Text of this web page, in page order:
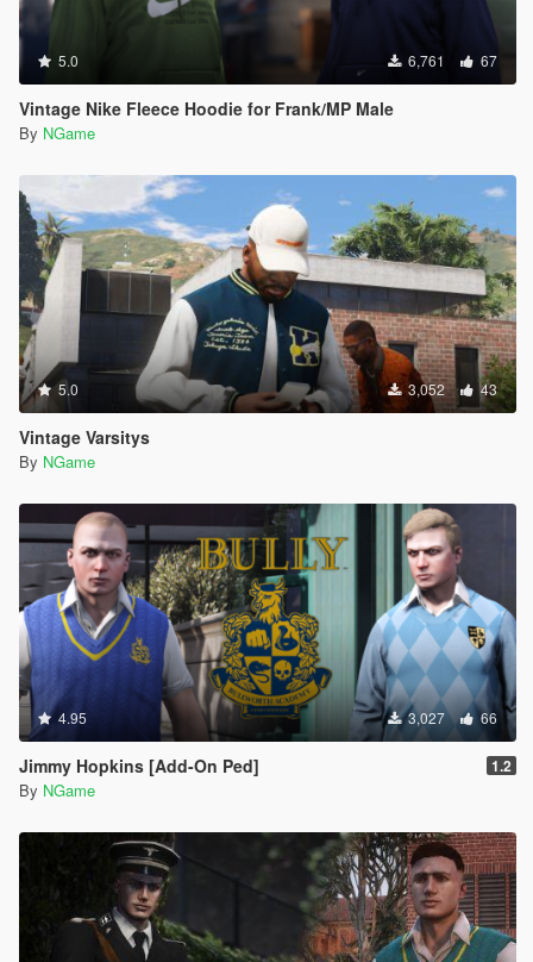
5.0 6,761 67
Vintage Nike Fleece Hoodie for Frank/MP Male
By NGame
5.0 3,052 43
Vintage Varsitys
By NGame
4.95 3,027 66
Jimmy Hopkins [Add-On Ped] 1.2
By NGame